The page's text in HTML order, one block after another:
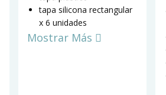
tapa silicona rectangular
x 6 unidades
Mostrar Más